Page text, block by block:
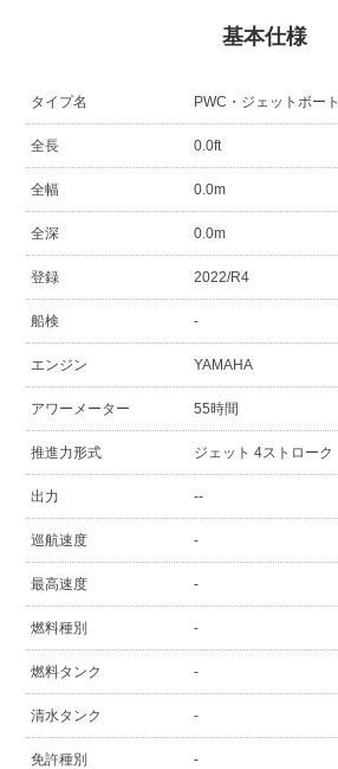
基本仕様
タイプ名 PWC・ジェットボート
全長 0.0ft
全幅 0.0m
全深 0.0m
登録 2022/R4
船検 -
エンジン YAMAHA
アワーメーター 55時間
推進力形式 ジェット 4ストローク
出力 --
巡航速度 -
最高速度 -
燃料種別 -
燃料タンク -
清水タンク -
免許種別 -